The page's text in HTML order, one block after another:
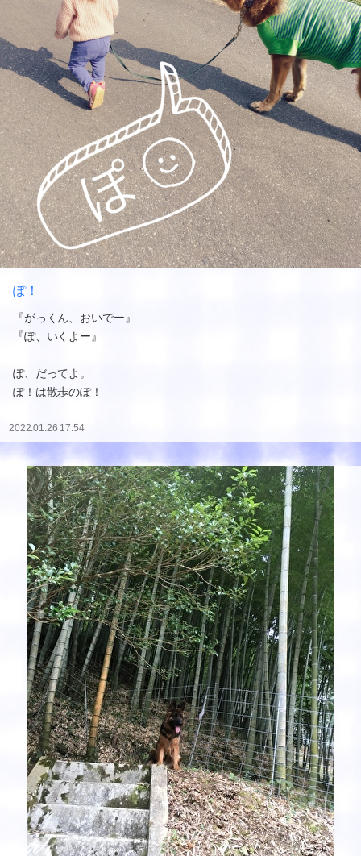
ぽ！
『がっくん、おいでー』
『ぽ、いくよー』
ぽ、だってよ。
ぽ！は散歩のぽ！
2022.01.26 17:54